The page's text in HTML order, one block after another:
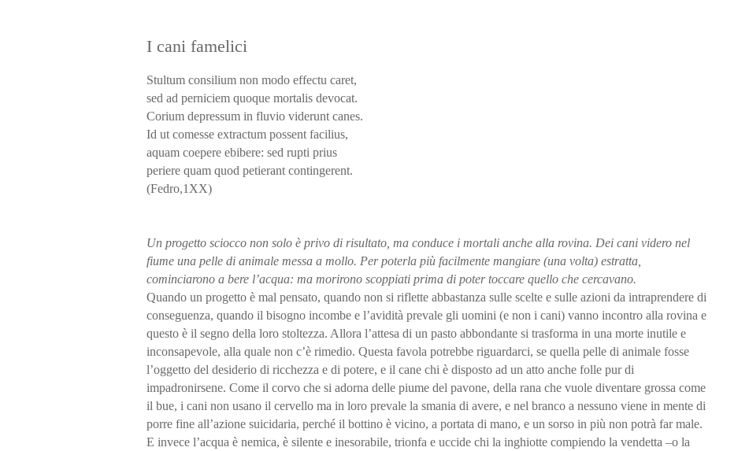
I cani famelici
Stultum consilium non modo effectu caret,
sed ad perniciem quoque mortalis devocat.
Corium depressum in fluvio viderunt canes.
Id ut comesse extractum possent facilius,
aquam coepere ebibere: sed rupti prius
periere quam quod petierant contingerent.
(Fedro,1XX)
Un progetto sciocco non solo è privo di risultato, ma conduce i mortali anche alla rovina. Dei cani videro nel
fiume una pelle di animale messa a mollo. Per poterla più facilmente mangiare (una volta) estratta,
cominciarono a bere l’acqua: ma morirono scoppiati prima di poter toccare quello che cercavano.
Quando un progetto è mal pensato, quando non si riflette abbastanza sulle scelte e sulle azioni da intraprendere di
conseguenza, quando il bisogno incombe e l’avidità prevale gli uomini (e non i cani) vanno incontro alla rovina e
questo è il segno della loro stoltezza. Allora l’attesa di un pasto abbondante si trasforma in una morte inutile e
inconsapevole, alla quale non c’è rimedio. Questa favola potrebbe riguardarci, se quella pelle di animale fosse
l’oggetto del desiderio di ricchezza e di potere, e il cane chi è disposto ad un atto anche folle pur di
impadronirsene. Come il corvo che si adorna delle piume del pavone, della rana che vuole diventare grossa come
il bue, i cani non usano il cervello ma in loro prevale la smania di avere, e nel branco a nessuno viene in mente di
porre fine all’azione suicidaria, perché il bottino è vicino, a portata di mano, e un sorso in più non potrà far male.
E invece l’acqua è nemica, è silente e inesorabile, trionfa e uccide chi la inghiotte compiendo la vendetta –o la